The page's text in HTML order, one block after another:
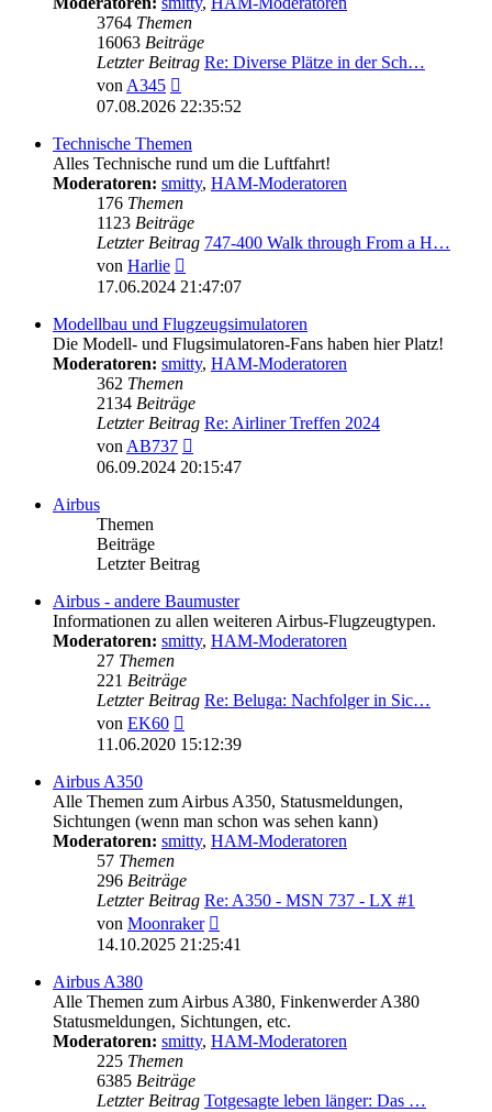
3764 Themen
16063 Beiträge
Letzter Beitrag Re: Diverse Plätze in der Sch…
vonA345
Beitrag
07.08.2026 22:35:52
Technische Themen
Alles Technische rund um die Luftfahrt!
Moderatoren: smitty, HAM-Moderatoren
176 Themen
1123 Beiträge
Letzter Beitrag 747-400 Walk through From a H…
von Harlie
Beitrag
17.06.2024 21:47:07
Modellbau und Flugzeugsimulatoren
Die Modell- und Flugsimulatoren-Fans haben hier Platz!
Moderatoren: smitty, HAM-Moderatoren
362 Themen
2134 Beiträge
Letzter Beitrag Re: Airliner Treffen 2024
vonAB737
Beitrag
06.09.2024 20:15:47
Airbus
Themen
Beiträge
Letzter Beitrag
Airbus - andere Baumuster
Informationen zu allen weiteren Airbus-Flugzeugtypen.
Moderatoren: smitty, HAM-Moderatoren
27 Themen
221 Beiträge
Letzter Beitrag Re: Beluga: Nachfolger in Sic…
von EK60
Beitrag
11.06.2020 15:12:39
Airbus A350
Alle Themen zum Airbus A350, Statusmeldungen,
Sichtungen (wenn man schon was sehen kann)
Moderatoren: smitty, HAM-Moderatoren
57 Themen
296 Beiträge
Letzter Beitrag Re: A350 - MSN 737 - LX #1
von Moonraker
Beitrag
14.10.2025 21:25:41
Airbus A380
Alle Themen zum Airbus A380, Finkenwerder A380
Statusmeldungen, Sichtungen, etc.
Moderatoren: smitty, HAM-Moderatoren
225 Themen
6385 Beiträge
Letzter Beitrag Totgesagte leben länger: Das …